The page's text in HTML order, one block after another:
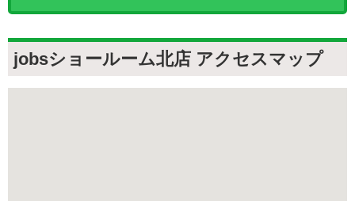
jobsショールーム北店 アクセスマップ